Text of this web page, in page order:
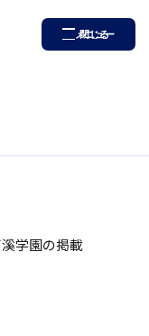
溪学園の掲載
メニュー
閉じる